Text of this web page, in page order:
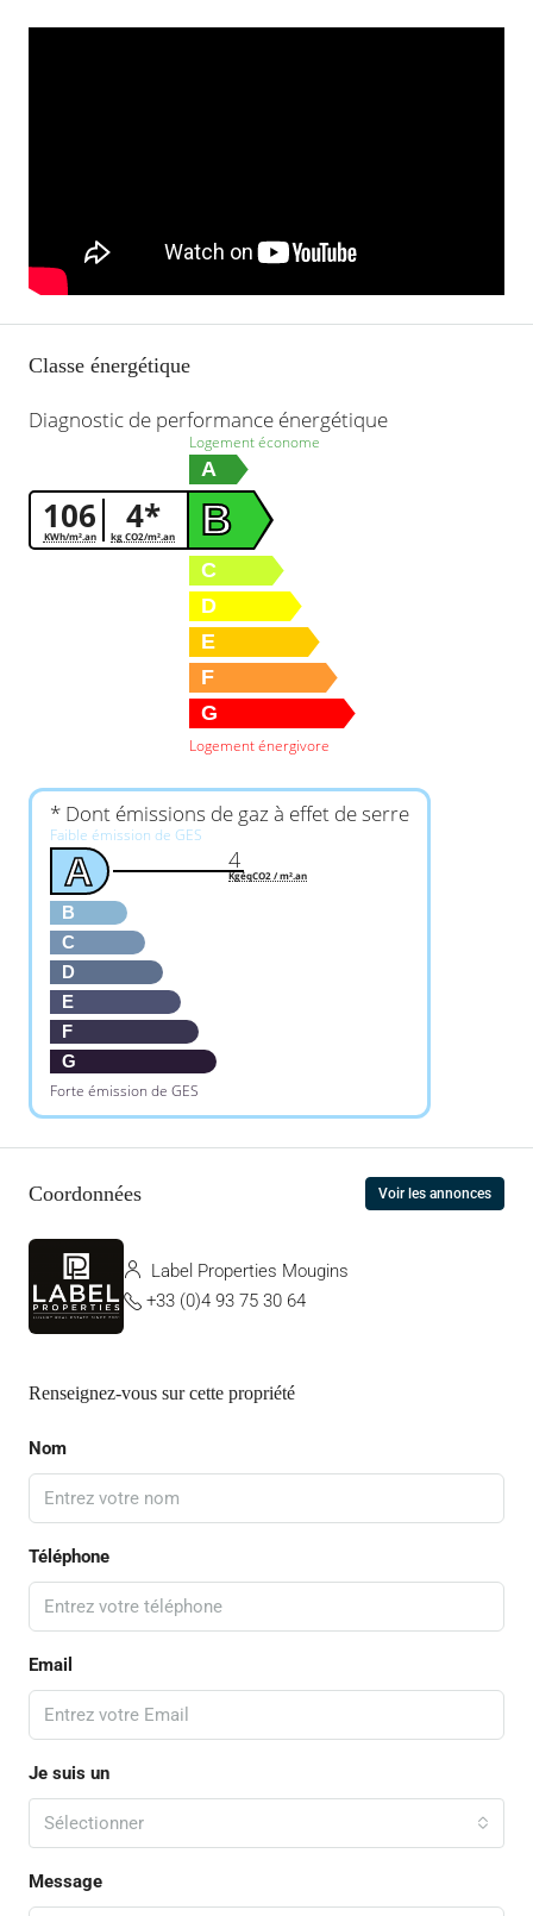
Classe énergétique
Diagnostic de performance énergétique
106
KWh/m².an 4*
kg CO2/m².an
Logement économe
A
B
C
D
E
F
G
Logement énergivore
* Dont émissions de gaz à effet de serre
Faible émission de GES
A
B
C
D
E
F
G
Forte émission de GES
4
KgéqCO2 / m².an
Coordonnées Voir les annonces
Label Properties Mougins
+33 (0)4 93 75 30 64
Renseignez-vous sur cette propriété
Nom
Téléphone
Email
Je suis un
Sélectionner
Message